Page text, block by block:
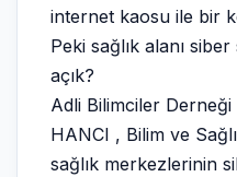
internet kaosu ile bir
Peki sağlık alanı siber
açık?
Adli Bilimciler Derneği
HANCI , Bilim ve
sağlık merkezlerinin